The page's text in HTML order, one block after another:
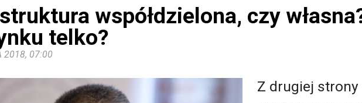
współdzielona, czy
telko?
2018, 07:00
Z drugiej